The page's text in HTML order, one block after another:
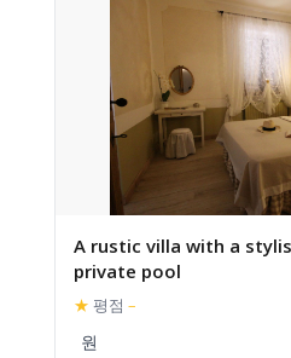
A rustic villa with a
private pool
★ 평점 –